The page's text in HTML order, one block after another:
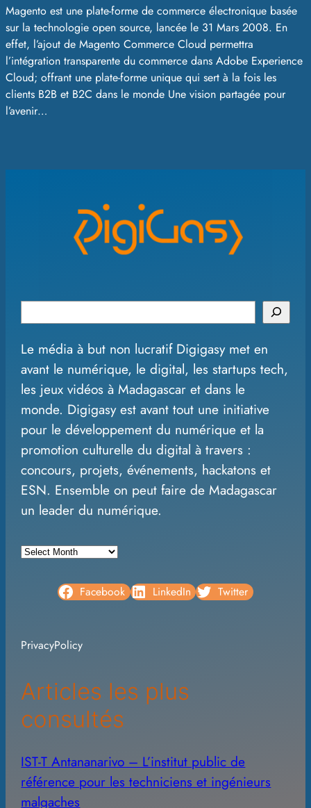
Magento est une plate-forme de commerce électronique basée
sur la technologie open source, lancée le 31 Mars 2008. En
effet, l’ajout de Magento Commerce Cloud permettra
l’intégration transparente du commerce dans Adobe Experience
Cloud; offrant une plate-forme unique qui sert à la fois les
clients B2B et B2C dans le monde Une vision partagée pour
l’avenir…
e
a
r
c
h
Le média à but non lucratif Digigasy met en
avant le numérique, le digital, les startups tech,
les jeux vidéos à Madagascar et dans le
monde. Digigasy est avant tout une initiative
pour le développement du numérique et la
promotion culturelle du digital à travers :
concours, projets, événements, hackatons et
ESN. Ensemble on peut faire de Madagascar
un leader du numérique.
A
v
s
Facebook LinkedIn Twitter
PrivacyPolicy
Articles les plus
consultés
IST-T Antananarivo – L’institut public de
référence pour les techniciens et ingénieurs
malgaches